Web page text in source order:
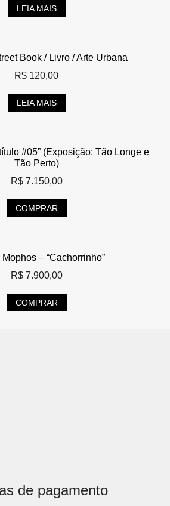
LEIA MAIS
Book / Livro / Arte Urbana
R$ 120,00
LEIA MAIS
#05” (Exposição: Tão Longe e
Tão Perto)
R$7.150,00
COMPRAR
– “Cachorrinho”
R$7.900,00
COMPRAR
de pagamento